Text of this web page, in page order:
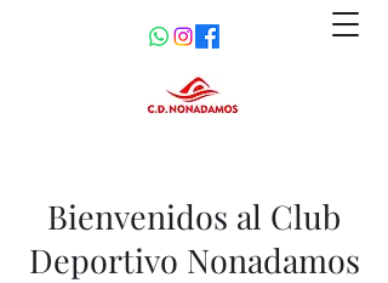
Bienvenidos al Club
Deportivo Nonadamos